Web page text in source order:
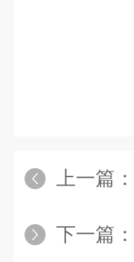
上一篇：
下一篇：